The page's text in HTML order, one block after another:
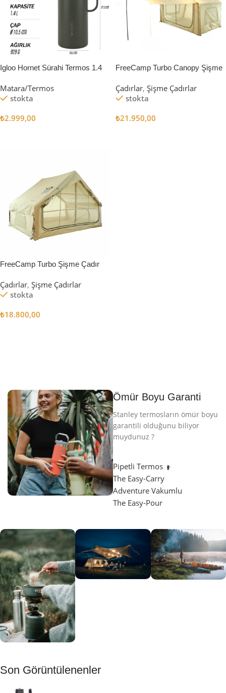
Igloo Hornet Sürahi Termos 1.4
Matara/Termos
stokta
₺2.999,00
FreeCamp Turbo Canopy Şişme
Çadırlar, Şişme Çadırlar
stokta
₺21.950,00
FreeCamp Turbo Şişme Çadır
Çadırlar, Şişme Çadırlar
stokta
₺18.800,00
Ömür Boyu Garanti
Stanley termosların ömür boyu
garantili olduğunu biliyor
muydunuz ?
Pipetli Termos
The Easy-Carry
Adventure Vakumlu
The Easy-Pour
Muftağı
Kampçı
Son Görüntülenenler